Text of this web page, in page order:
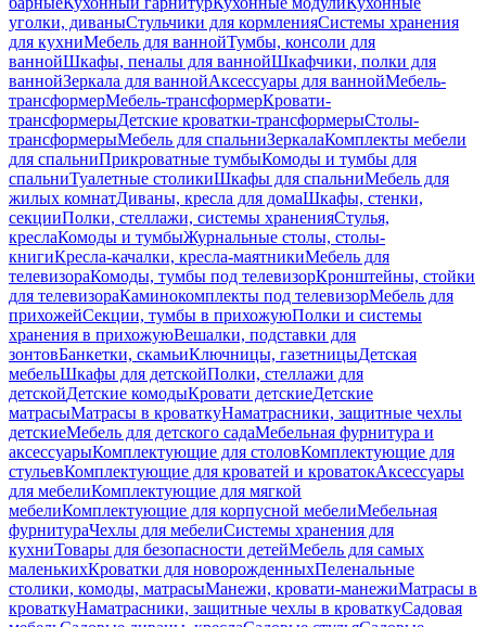
уголки, диваныСтульчики для кормленияСистемы хранения
для кухниМебель для ваннойТумбы, консоли для
ваннойШкафы, пеналы для ваннойШкафчики, полки для
ваннойЗеркала для ваннойАксессуары для ваннойМебель-
трансформерМебель-трансформерКровати-
трансформерыДетские кроватки-трансформерыСтолы-
трансформерыМебель для спальниЗеркалаКомплекты мебели
для спальниПрикроватные тумбыКомоды и тумбы для
спальниТуалетные столикиШкафы для спальниМебель для
жилых комнатДиваны, кресла для домаШкафы, стенки,
секцииПолки, стеллажи, системы храненияСтулья,
креслаКомоды и тумбыЖурнальные столы, столы-
книгиКресла-качалки, кресла-маятникиМебель для
телевизораКомоды, тумбы под телевизорКронштейны, стойки
для телевизораКаминокомплекты под телевизорМебель для
прихожейСекции, тумбы в прихожуюПолки и системы
хранения в прихожуюВешалки, подставки для
зонтовБанкетки, скамьиКлючницы, газетницыДетская
мебельШкафы для детскойПолки, стеллажи для
детскойДетские комодыКровати детскиеДетские
матрасыМатрасы в кроваткуНаматрасники, защитные чехлы
детскиеМебель для детского садаМебельная фурнитура и
аксессуарыКомплектующие для столовКомплектующие для
стульевКомплектующие для кроватей и кроватокАксессуары
для мебелиКомплектующие для мягкой
мебелиКомплектующие для корпусной мебелиМебельная
фурнитураЧехлы для мебелиСистемы хранения для
кухниТовары для безопасности детейМебель для самых
маленькихКроватки для новорожденныхПеленальные
столики, комоды, матрасыМанежи, кровати-манежиМатрасы в
кроваткуНаматрасники, защитные чехлы в кроваткуСадовая